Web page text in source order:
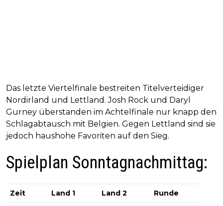
Das letzte Viertelfinale bestreiten Titelverteidiger
Nordirland und Lettland. Josh Rock und Daryl
Gurney überstanden im Achtelfinale nur knapp den
Schlagabtausch mit Belgien. Gegen Lettland sind sie
jedoch haushohe Favoriten auf den Sieg.
Spielplan Sonntagnachmittag:
Zeit Land 1 Land 2 Runde